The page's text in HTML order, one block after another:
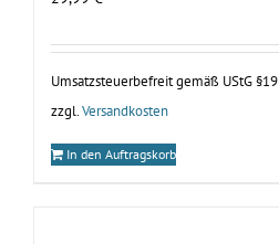
Umsatzsteuerbefreit gemäß UStG §19
zzgl.Versandkosten
In den Auftragskorb